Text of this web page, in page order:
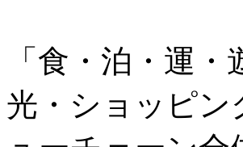
「食・泊・運
光・ショッピ